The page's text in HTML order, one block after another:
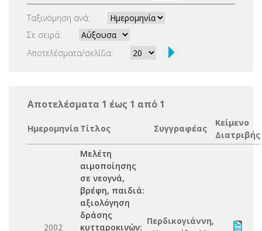
Ταξινόμηση ανά:
Σε σειρά:
Αποτελέσματα/σελίδα:
Αποτελέσματα 1 έως 1 από 1
Ημερομηνία Τίτλος Συγγραφέας
Κείμενο
Διατριβής
2002
Μελέτη
αιμοποίησης
σε νεογνά,
βρέφη, παιδιά:
αξιολόγηση
δράσης
κυτταροκινών:
Περδικογιάννη,